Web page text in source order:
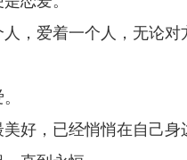
，爱着一个人，无论
好，已经悄悄在自己身